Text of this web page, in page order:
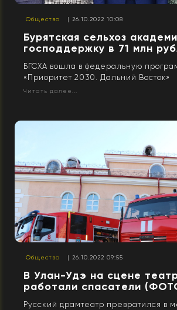
Общество | 26.10.2022 10:08
Бурятская сельхоз
господдержку в 71 млн
БГСХА вошла в федеральную
«Приоритет 2030. Дальний Восток»
Читать далее...
Общество | 26.10.2022 09:55
В Улан-Удэ на сцене
работали спасатели
Русский драмтеатр превратился в